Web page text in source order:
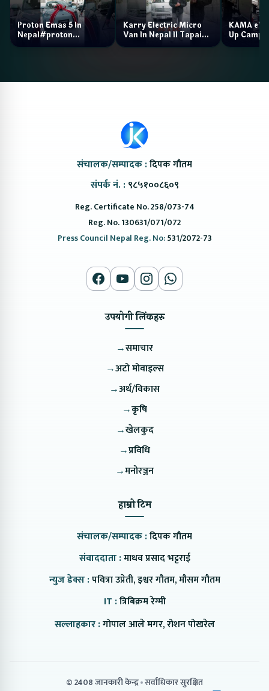
Proton Emas 5 In
Nepal#proton
#protonemas5#protonnepal#evcarnepal
Karry Electric Micro
Van In Nepal II Tapaiko
Bazar II Jankari
KAMA eV
Up Camp
संचालक/सम्पादक :दिपक गौतम
संपर्क नं. : ९८५१००८६०९
Reg. Certificate No. 258/073-74
Reg. No. 130631/071/072
Press Council Nepal Reg. No:531/2072-73
उपयोगी लिंकहरु
→समाचार
→अटो मोवाइल्स
→अर्थ/विकास
→कृषि
→खेलकुद
→प्रविधि
→मनोरञ्जन
हाम्रो टिम
संचालक/सम्पादक :दिपक गौतम
संवाददाता :माधव प्रसाद भट्टराई
न्युज डेक्स :पवित्रा उप्रेती, इश्वर गौतम, मौसम गौतम
IT :त्रिबिक्रम रेग्मी
सल्लाहकार :गोपाल आले मगर, रोशन पोखरेल
© 2408 जानकारी केन्द्र सर्वाधिकार सुरक्षित